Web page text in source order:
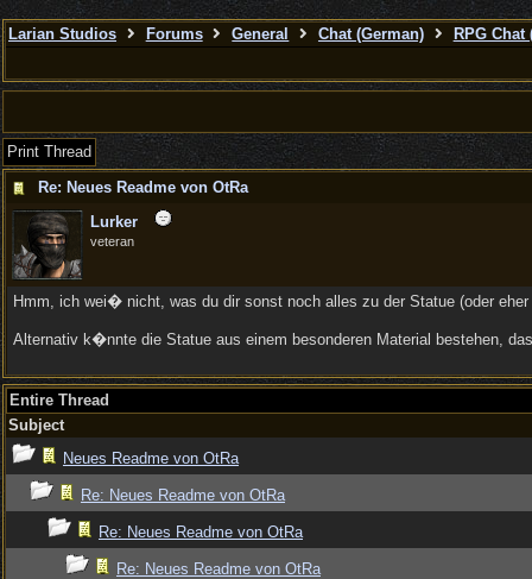
Larian Studios Forums General Chat (German) RPG Chat
Print Thread
Re: Neues Readme von OtRa
Lurker
veteran
Hmm, ich wei� nicht, was du dir sonst noch alles zu der Statue (oder
Alternativ k�nnte die Statue aus einem besonderen Material bestehen,
Entire Thread
Subject
Neues Readme von OtRa
Re: Neues Readme von OtRa
Re: Neues Readme von OtRa
Re: Neues Readme von OtRa